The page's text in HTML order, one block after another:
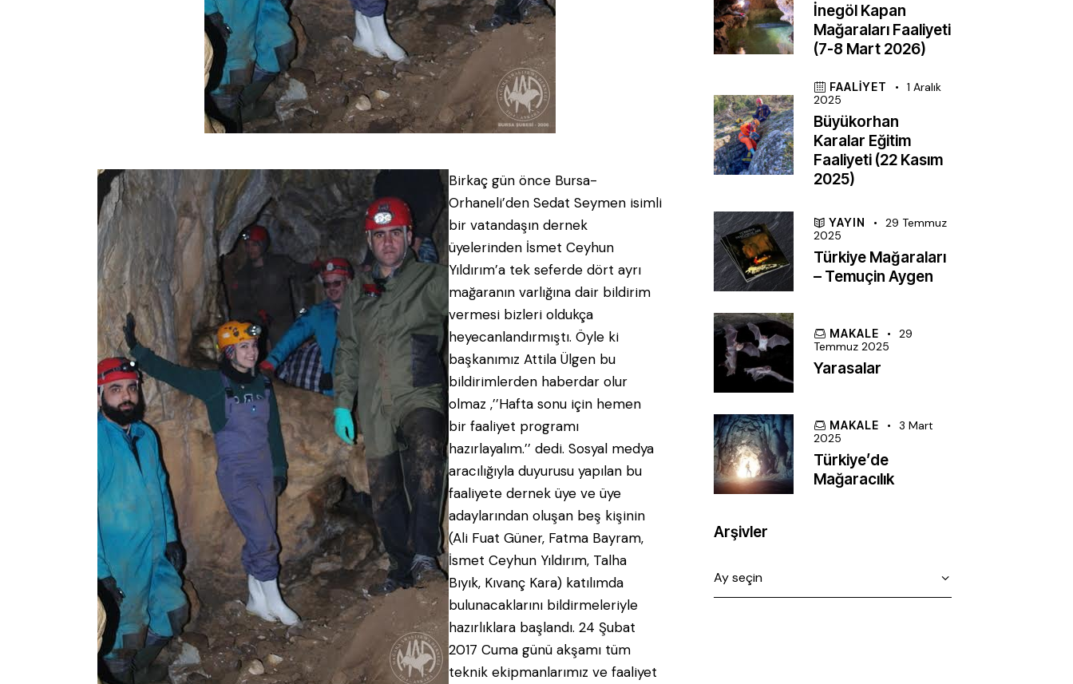
Birkaç gün önce Bursa-
Orhaneli’den Sedat Seymen isimli
bir vatandaşın dernek
üyelerinden İsmet Ceyhun
Yıldırım’a tek seferde dört ayrı
mağaranın varlığına dair bildirim
vermesi bizleri oldukça
heyecanlandırmıştı. Öyle ki
başkanımız Attila Ülgen bu
bildirimlerden haberdar olur
olmaz ,’’Hafta sonu için hemen
bir faaliyet programı
hazırlayalım.’’ dedi. Sosyal medya
aracılığıyla duyurusu yapılan bu
faaliyete dernek üye ve üye
adaylarından oluşan beş kişinin
(Ali Fuat Güner, Fatma Bayram,
İsmet Ceyhun Yıldırım, Talha
Bıyık, Kıvanç Kara) katılımda
bulunacaklarını bildirmeleriyle
hazırlıklara başlandı. 24 Şubat
2017 Cuma günü akşamı tüm
teknik ekipmanlarımız ve faaliyet
İnegöl Kapan
Mağaraları Faaliyeti
(7-8 Mart 2026)
FAALIYET
1 Aralık
2025
Büyükorhan
Karalar Eğitim
Faaliyeti (22 Kasım
2025)
YAYIN
29 Temmuz
2025
Türkiye Mağaraları
– Temuçin Aygen
MAKALE
29
Temmuz 2025
Yarasalar
MAKALE
3 Mart
2025
Türkiye’de
Mağaracılık
Arşivler